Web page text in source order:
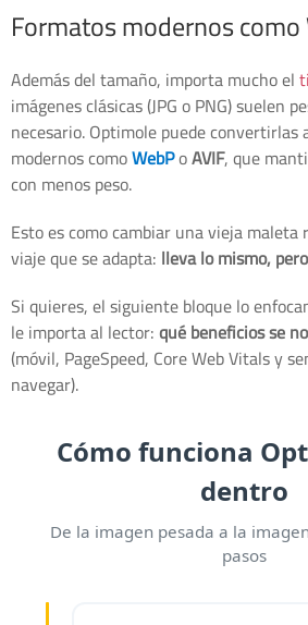
Formatos modernos como
Además del tamaño, importa mucho el
imágenes clásicas (JPG o PNG) suelen
necesario. Optimole puede convertirlas
modernos comoWebPoAVIF, que
con menos peso.
Esto es como cambiar una vieja maleta
viaje que se adapta: lleva lo mismo,
Si quieres, el siguiente bloque lo
le importa al lector:qué beneficios se
(móvil, PageSpeed, Core Web Vitals y
navegar).
Cómo funciona
dentro
De la imagen pesada a la
pasos